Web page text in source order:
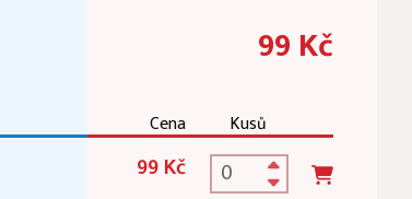
99 Kč
Cena Kusů
99 Kč